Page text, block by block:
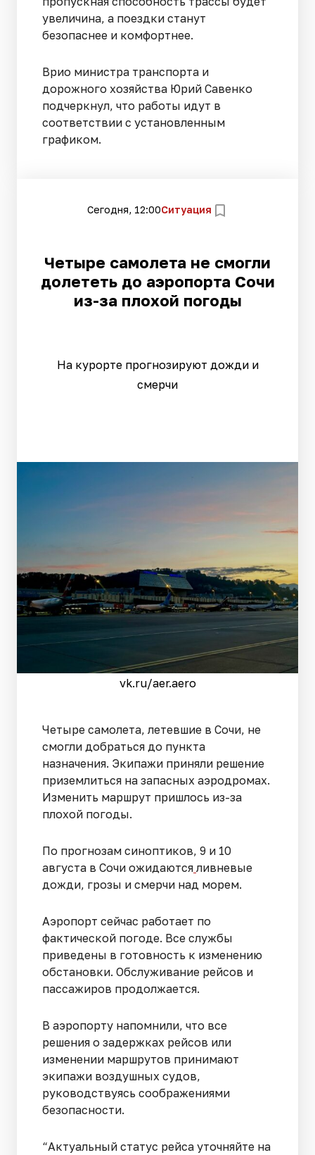
увеличина, а поездки станут
безопаснее и комфортнее.
Врио министра транспорта и
дорожного хозяйства Юрий Савенко
подчеркнул, что работы идут в
соответствии с установленным
графиком.
Сегодня, 12:00Ситуация
Четыре самолета не смогли
долететь до аэропорта Сочи
из-за плохой погоды
На курорте прогнозируют дожди и
смерчи
vk.ru/aer.aero
Четыре самолета, летевшие в Сочи, не
смогли добраться до пункта
назначения. Экипажи приняли решение
приземлиться на запасных аэродромах.
Изменить маршрут пришлось из-за
плохой погоды.
По прогнозам синоптиков, 9 и 10
августа в Сочи ожидаются ливневые
дожди, грозы и смерчи над морем.
Аэропорт сейчас работает по
фактической погоде. Все службы
приведены в готовность к изменению
обстановки. Обслуживание рейсов и
пассажиров продолжается.
В аэропорту напомнили, что все
решения о задержках рейсов или
изменении маршрутов принимают
экипажи воздушных судов,
руководствуясь соображениями
безопасности.
“Актуальный статус рейса уточняйте на